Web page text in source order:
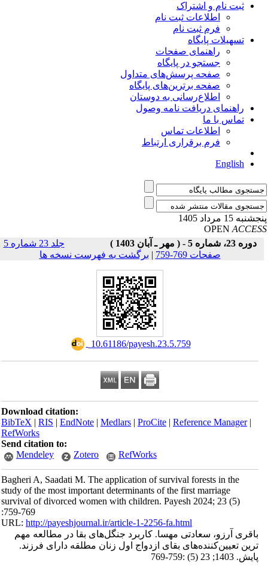
ثبت نام و اشتراک
اطلاعات ثبت نام
فرم ثبت نام
تسهیلات پایگاه
راهنمای صفحات
جستجو در پایگاه
صفحه پرسش‌های متداول
صفحه برترین‌های پایگاه
اطلاع‌رسانی به دوستان
راهنمای دریافت نامه وصول
تماس با ما
اطلاعات تماس
فرم برقراری ارتباط
English
15 مرداد 1405
OPEN
دوره 23، شماره 5 - ( مهر ـ آبان 1403 )
جلد 23 شماره 5
صفحات 769-759
| برگشت به فهرست نسخه ها
‎ 10.61186/payesh.23.5.759
Download citation:
BibTeX|RIS|EndNote|Medlars|ProCite|Reference Manager
RefWorks
Send citation to:
Mendeley
Zotero RefWorks
Bagheri A, Saadati M. The application of survival forests in the
study of the most important determinants of the first marriage
survival of divorced women with children. Payesh 2024; 23 (5)
:759-769
URL:http://payeshjournal.ir/article-1-2256-fa.html
باقری آرزو، سعادتی مهسا. کاربرد جنگل‌های بقا در مطالعه مهم
ترین تعیین‌کننده‌های بقای ازدواج اول زنان مطلقه دارای فرزند.
پایش. 1403; 23 (5) :759-769